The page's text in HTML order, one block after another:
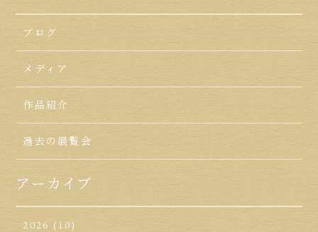
ブログ
メディア
作品紹介
過去の展覧会
アーカイブ
2026 (10)